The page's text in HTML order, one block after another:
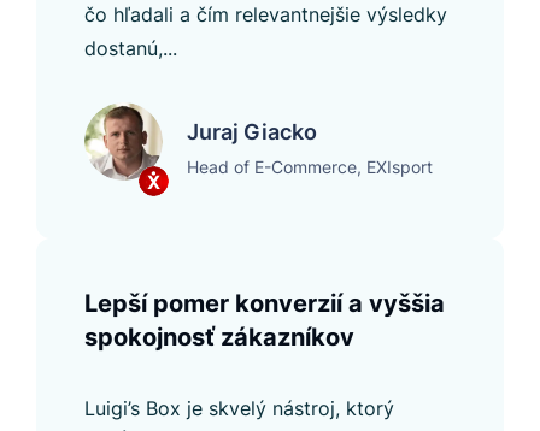
čo hľadali a čím relevantnejšie výsledky
dostanú,...
Juraj Giacko
Head of E-Commerce, EXIsport
Lepší pomer konverzií a vyššia
spokojnosť zákazníkov
Luigi’s Box je skvelý nástroj, ktorý